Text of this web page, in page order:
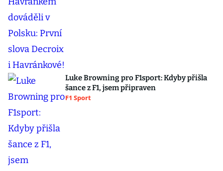
Luke Browning pro F1sport: Kdyby přišla
šance z F1, jsem připraven
F1 Sport